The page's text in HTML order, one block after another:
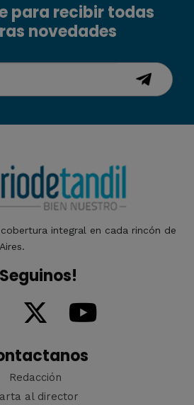
para recibir todas
novedades
integral en cada rincón de
Redacción
al director